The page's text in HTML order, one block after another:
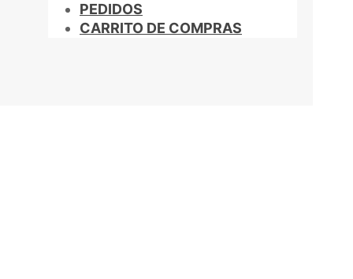
PEDIDOS
CARRITO DE COMPRAS